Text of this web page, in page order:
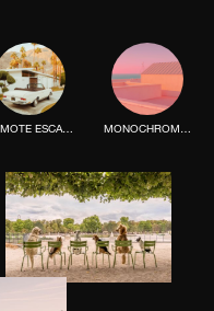
REMOTE ESCAPE MONOCHROME MOOD